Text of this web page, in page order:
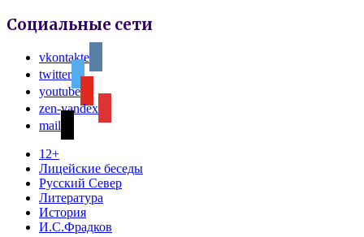
Социальные сети
vkontakte
twitter
youtube
zen-yandex
mail
12+
Лицейские беседы
Русский Север
Литература
История
И.С.Фрадков